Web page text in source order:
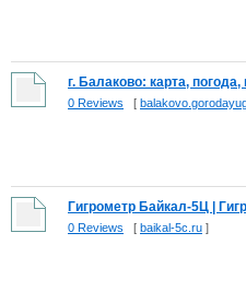
г. Балаково: карта,
0 Reviews [
Гигрометр Байкал-5Ц |
0 Reviews [ baikal-5c.ru ]